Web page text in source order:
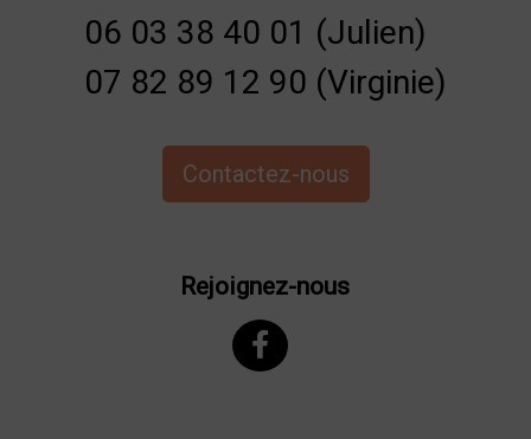
06 03 38 40 01 (Julien)
07 82 89 12 90 (Virginie)
Contactez-nous
Rejoignez-nous